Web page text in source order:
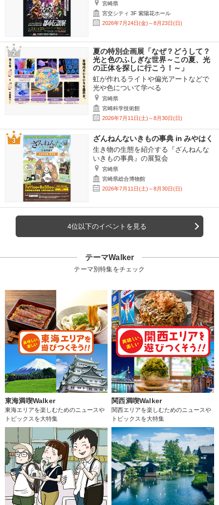
宮崎県
宮交シティ 3F 紫陽花ホール
2026年7月24日(金)～8月23日(日)
夏の特別企画展「なぜ？どうして？
光と色のふしぎな世界～この夏、光
の正体を探しに行こう！～」
虹が作れるライトや偏光アートなどで
光や色について学べる
宮崎県
宮崎科学技術館
2026年7月11日(土)～8月30日(日)
ざんねんないきもの事典 in みやはく
生き物の生態を紹介する『ざんねんな
いきもの事典』の展覧会
宮崎県
宮崎県総合博物館
2026年7月11日(土)～8月30日(日)
4位以下のイベントを見る
テーマWalker
テーマ別特集をチェック
東海満喫Walker
東海エリアを楽しむためのニュースや
トピックスを大特集
関西満喫Walker
関西エリアを楽しむためのニュースや
トピックスを大特集